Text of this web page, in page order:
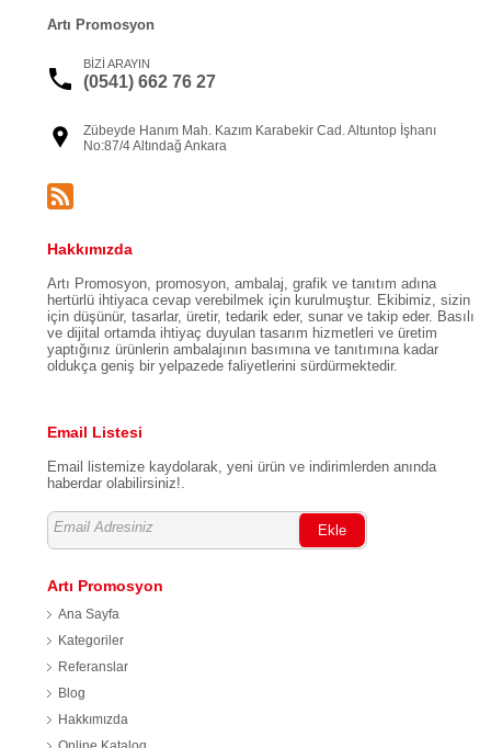
Artı Promosyon
BİZİ ARAYIN
(0541) 662 76 27
Zübeyde Hanım Mah. Kazım Karabekir Cad. Altuntop İşhanı
No:87/4 Altındağ Ankara
Hakkımızda
Artı Promosyon, promosyon, ambalaj, grafik ve tanıtım adına
hertürlü ihtiyaca cevap verebilmek için kurulmuştur. Ekibimiz, sizin
için düşünür, tasarlar, üretir, tedarik eder, sunar ve takip eder. Basılı
ve dijital ortamda ihtiyaç duyulan tasarım hizmetleri ve üretim
yaptığınız ürünlerin ambalajının basımına ve tanıtımına kadar
oldukça geniş bir yelpazede faliyetlerini sürdürmektedir.
Email Listesi
Email listemize kaydolarak, yeni ürün ve indirimlerden anında
haberdar olabilirsiniz!.
Ekle
Artı Promosyon
Ana Sayfa
Kategoriler
Referanslar
Blog
Hakkımızda